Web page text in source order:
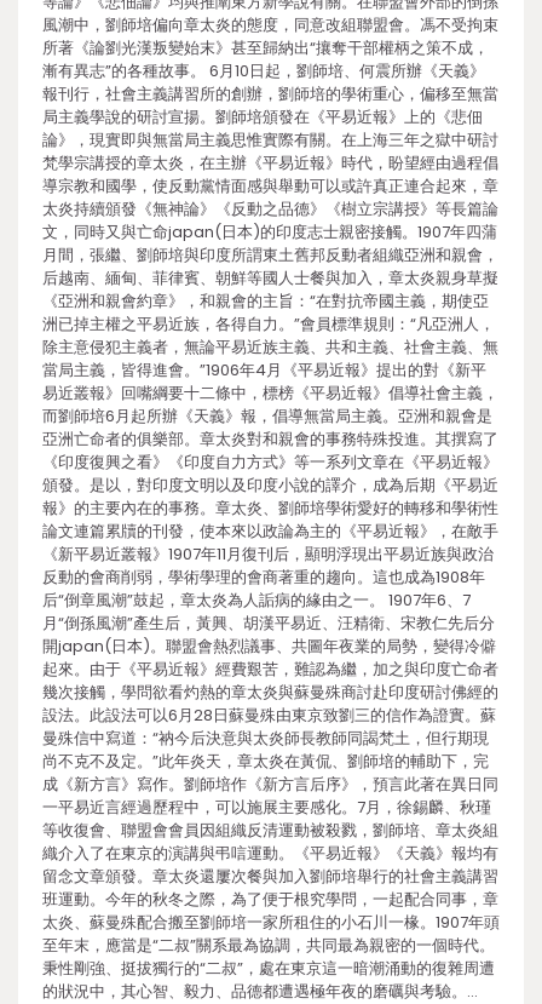
風潮中，劉師培偏向章太炎的態度，同意改組聯盟會。馮不受拘束
所著《論劉光漢叛變始末》甚至歸納出“攘奪干部權柄之策不成，
漸有異志”的各種故事。 6月10日起，劉師培、何震所辦《天義》
報刊行，社會主義講習所的創辦，劉師培的學術重心，偏移至無當
局主義學說的研討宣揚。劉師培頒發在《平易近報》上的《悲佃
論》，現實即與無當局主義思惟實際有關。在上海三年之獄中研討
梵學宗講授的章太炎，在主辦《平易近報》時代，盼望經由過程倡
導宗教和國學，使反動黨情面感與舉動可以或許真正連合起來，章
太炎持續頒發《無神論》《反動之品德》《樹立宗講授》等長篇論
文，同時又與亡命japan(日本)的印度志士親密接觸。1907年四蒲
月間，張繼、劉師培與印度所謂東土舊邦反動者組織亞洲和親會，
后越南、緬甸、菲律賓、朝鮮等國人士餐與加入，章太炎親身草擬
《亞洲和親會約章》，和親會的主旨：“在對抗帝國主義，期使亞
洲已掉主權之平易近族，各得自力。”會員標準規則：“凡亞洲人，
除主意侵犯主義者，無論平易近族主義、共和主義、社會主義、無
當局主義，皆得進會。”1906年4月《平易近報》提出的對《新平
易近叢報》回嘴綱要十二條中，標榜《平易近報》倡導社會主義，
而劉師培6月起所辦《天義》報，倡導無當局主義。亞洲和親會是
亞洲亡命者的俱樂部。章太炎對和親會的事務特殊投進。其撰寫了
《印度復興之看》《印度自力方式》等一系列文章在《平易近報》
頒發。是以，對印度文明以及印度小說的譯介，成為后期《平易近
報》的主要內在的事務。章太炎、劉師培學術愛好的轉移和學術性
論文連篇累牘的刊發，使本來以政論為主的《平易近報》，在敵手
《新平易近叢報》1907年11月復刊后，顯明浮現出平易近族與政治
反動的會商削弱，學術學理的會商著重的趨向。這也成為1908年
后“倒章風潮”鼓起，章太炎為人詬病的緣由之一。 1907年6、7
月“倒孫風潮”產生后，黃興、胡漢平易近、汪精衛、宋教仁先后分
開japan(日本)。聯盟會熱烈議事、共圖年夜業的局勢，變得冷僻
起來。由于《平易近報》經費艱苦，難認為繼，加之與印度亡命者
幾次接觸，學問欲看灼熱的章太炎與蘇曼殊商討赴印度研討佛經的
設法。此設法可以6月28日蘇曼殊由東京致劉三的信作為證實。蘇
曼殊信中寫道：“衲今后決意與太炎師長教師同謁梵土，但行期現
尚不克不及定。”此年炎天，章太炎在黃侃、劉師培的輔助下，完
成《新方言》寫作。劉師培作《新方言后序》，預言此著在異日同
一平易近言經過歷程中，可以施展主要感化。7月，徐錫麟、秋瑾
等收復會、聯盟會會員因組織反清運動被殺戮，劉師培、章太炎組
織介入了在東京的演講與弔唁運動。《平易近報》《天義》報均有
留念文章頒發。章太炎還屢次餐與加入劉師培舉行的社會主義講習
班運動。今年的秋冬之際，為了便于根究學問，一起配合同事，章
太炎、蘇曼殊配合搬至劉師培一家所租住的小石川一椽。1907年頭
至年末，應當是“二叔”關系最為協調，共同最為親密的一個時代。
秉性剛強、挺拔獨行的“二叔”，處在東京這一暗潮涌動的復雜周遭
的狀況中，其心智、毅力、品德都遭遇極年夜的磨礪與考驗。…